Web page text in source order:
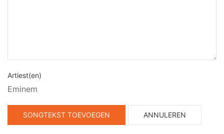
Artiest(en)
Eminem
SONGTEKST TOEVOEGEN ANNULEREN